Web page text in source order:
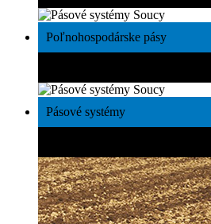
Poľnohospodárske pásy
Pásové systémy